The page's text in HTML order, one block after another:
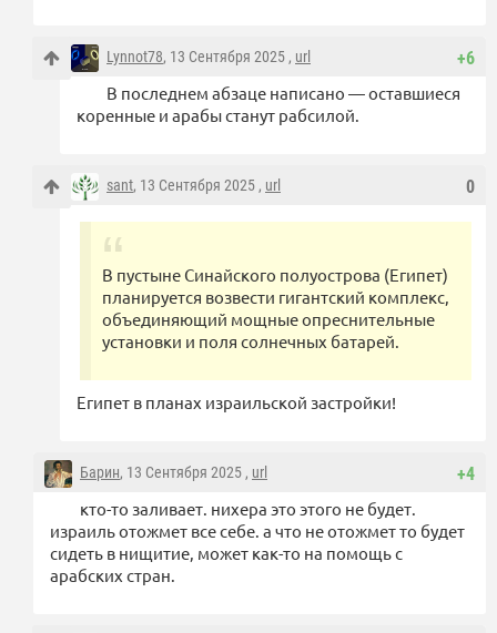
+6
Lynnot78, 13 Сентября 2025 , url
В последнем абзаце написано — оставшиеся
коренные и арабы станут рабсилой.
0
sant, 13 Сентября 2025 , url
В пустыне Синайского полуострова (Египет)
планируется возвести гигантский комплекс,
объединяющий мощные опреснительные
установки и поля солнечных батарей.
Египет в планах израильской застройки!
+4
Барин, 13 Сентября 2025 , url
кто-то заливает. нихера это этого не будет.
израиль отожмет все себе. а что не отожмет то будет
сидеть в нищитие, может как-то на помощь с
арабских стран.